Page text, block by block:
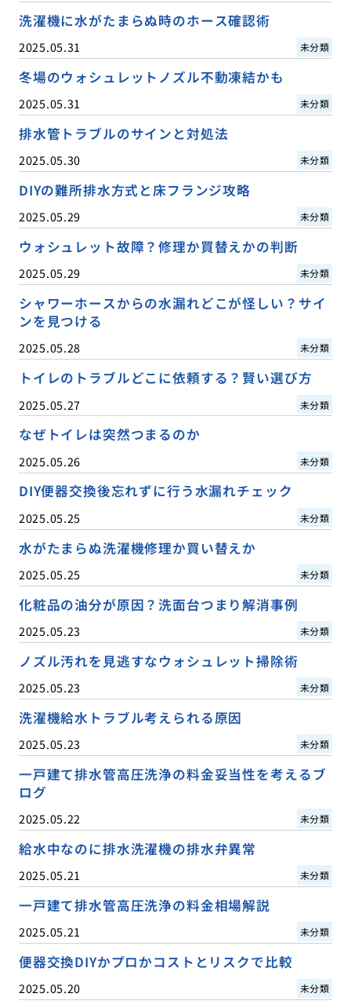
洗濯機に水がたまらぬ時のホース確認術
2025.05.31 未分類
冬場のウォシュレットノズル不動凍結かも
2025.05.31 未分類
排水管トラブルのサインと対処法
2025.05.30 未分類
DIYの難所排水方式と床フランジ攻略
2025.05.29 未分類
ウォシュレット故障？修理か買替えかの判断
2025.05.29 未分類
シャワーホースからの水漏れどこが怪しい？サイ
ンを見つける
2025.05.28 未分類
トイレのトラブルどこに依頼する？賢い選び方
2025.05.27 未分類
なぜトイレは突然つまるのか
2025.05.26 未分類
DIY便器交換後忘れずに行う水漏れチェック
2025.05.25 未分類
水がたまらぬ洗濯機修理か買い替えか
2025.05.25 未分類
化粧品の油分が原因？洗面台つまり解消事例
2025.05.23 未分類
ノズル汚れを見逃すなウォシュレット掃除術
2025.05.23 未分類
洗濯機給水トラブル考えられる原因
2025.05.23 未分類
一戸建て排水管高圧洗浄の料金妥当性を考えるブ
ログ
2025.05.22 未分類
給水中なのに排水洗濯機の排水弁異常
2025.05.21 未分類
一戸建て排水管高圧洗浄の料金相場解説
2025.05.21 未分類
便器交換DIYかプロかコストとリスクで比較
2025.05.20 未分類